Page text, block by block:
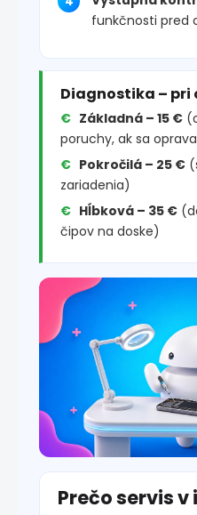
funkčnosti pred
Diagnostika – pri
Základná – 15 €
poruchy, ak sa
Pokročilá – 25 €
zariadenia)
Hĺbková – 35 €
čipov na doske)
Prečo servis